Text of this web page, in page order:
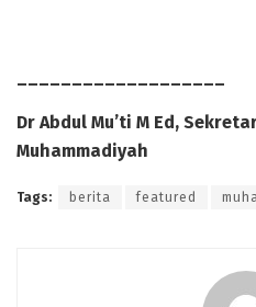
Dr Abdul Mu’ti M Ed,
Muhammadiyah
Tags: berita featured